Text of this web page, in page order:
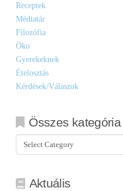
Receptek
Médiatár
Filozófia
Öko
Gyerekeknek
Ételosztás
Kérdések/Válaszok
Összes kategória
Összes
kategória
Aktuális